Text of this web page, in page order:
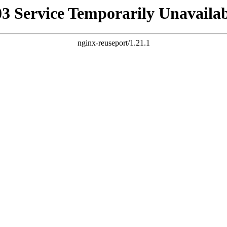
Service Temporarily
nginx-reuseport/1.21.1